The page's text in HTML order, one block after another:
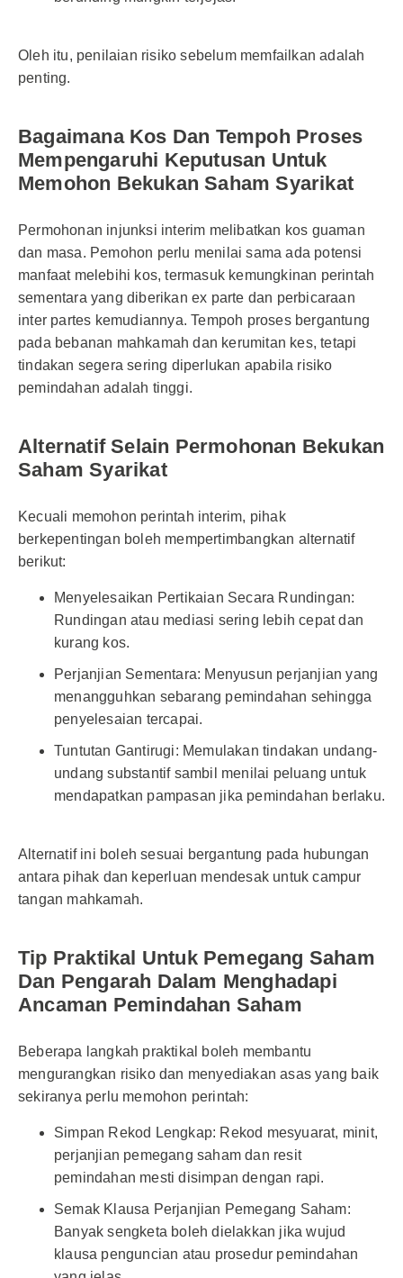
Oleh itu, penilaian risiko sebelum memfailkan adalah
penting.
Bagaimana Kos Dan Tempoh Proses
Mempengaruhi Keputusan Untuk
Memohon Bekukan Saham Syarikat
Permohonan injunksi interim melibatkan kos guaman
dan masa. Pemohon perlu menilai sama ada potensi
manfaat melebihi kos, termasuk kemungkinan perintah
sementara yang diberikan ex parte dan perbicaraan
inter partes kemudiannya. Tempoh proses bergantung
pada bebanan mahkamah dan kerumitan kes, tetapi
tindakan segera sering diperlukan apabila risiko
pemindahan adalah tinggi.
Alternatif Selain Permohonan Bekukan
Saham Syarikat
Kecuali memohon perintah interim, pihak
berkepentingan boleh mempertimbangkan alternatif
berikut:
Menyelesaikan Pertikaian Secara Rundingan:
Rundingan atau mediasi sering lebih cepat dan
kurang kos.
Perjanjian Sementara: Menyusun perjanjian yang
menangguhkan sebarang pemindahan sehingga
penyelesaian tercapai.
Tuntutan Gantirugi: Memulakan tindakan undang-
undang substantif sambil menilai peluang untuk
mendapatkan pampasan jika pemindahan berlaku.
Alternatif ini boleh sesuai bergantung pada hubungan
antara pihak dan keperluan mendesak untuk campur
tangan mahkamah.
Tip Praktikal Untuk Pemegang Saham
Dan Pengarah Dalam Menghadapi
Ancaman Pemindahan Saham
Beberapa langkah praktikal boleh membantu
mengurangkan risiko dan menyediakan asas yang baik
sekiranya perlu memohon perintah:
Simpan Rekod Lengkap: Rekod mesyuarat, minit,
perjanjian pemegang saham dan resit
pemindahan mesti disimpan dengan rapi.
Semak Klausa Perjanjian Pemegang Saham:
Banyak sengketa boleh dielakkan jika wujud
klausa penguncian atau prosedur pemindahan